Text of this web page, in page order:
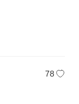
78